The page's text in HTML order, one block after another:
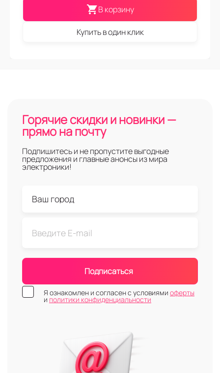
В корзину
Купить в один клик
Горячие скидки и новинки —
прямо на почту
Подпишитесь и не пропустите выгодные
предложения и главные анонсы из мира
электроники!
Подписаться
Я ознакомлен и согласен с условиями оферты
и политики конфиденциальности